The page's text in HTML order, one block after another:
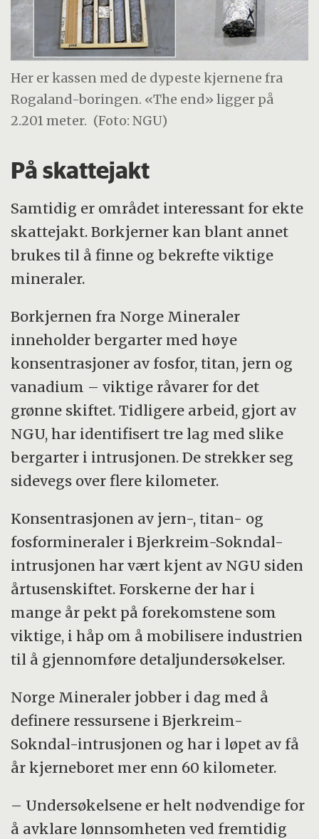
Her er kassen med de dypeste kjernene fra
Rogaland-boringen. «The end» ligger på
2.201 meter. (Foto: NGU)
På skattejakt
Samtidig er området interessant for ekte
skattejakt. Borkjerner kan blant annet
brukes til å finne og bekrefte viktige
mineraler.
Borkjernen fra Norge Mineraler
inneholder bergarter med høye
konsentrasjoner av fosfor, titan, jern og
vanadium – viktige råvarer for det
grønne skiftet. Tidligere arbeid, gjort av
NGU, har identifisert tre lag med slike
bergarter i intrusjonen. De strekker seg
sidevegs over flere kilometer.
Konsentrasjonen av jern-, titan- og
fosformineraler i Bjerkreim-Sokndal-
intrusjonen har vært kjent av NGU siden
årtusenskiftet. Forskerne der har i
mange år pekt på forekomstene som
viktige, i håp om å mobilisere industrien
til å gjennomføre detaljundersøkelser.
Norge Mineraler jobber i dag med å
definere ressursene i Bjerkreim-
Sokndal-intrusjonen og har i løpet av få
år kjerneboret mer enn 60 kilometer.
– Undersøkelsene er helt nødvendige for
å avklare lønnsomheten ved fremtidig